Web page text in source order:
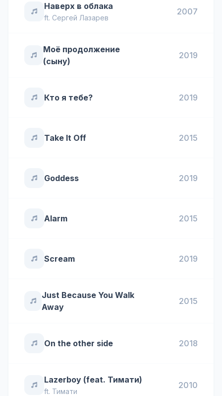
Наверх в облака
ft. Сергей Лазарев
2007
Моё продолжение
(сыну)
2019
Кто я тебе? 2019
Take It Off 2015
Goddess 2019
Alarm 2015
Scream 2019
Just Because You Walk
Away
2015
On the other side 2018
Lazerboy (feat. Тимати)
ft. Тимати
2010